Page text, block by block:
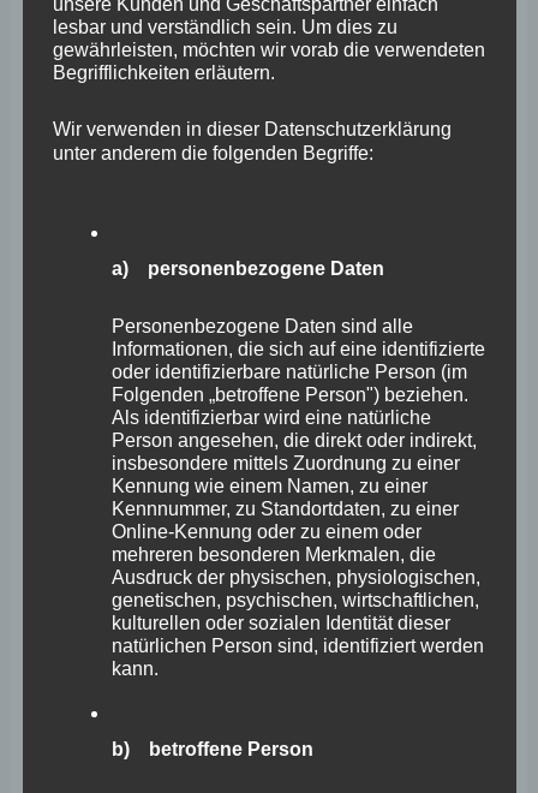
Flammen
2025“
SWR
Besuch bei Merhaba Koblenz
Allgemein, Stephan Wefelscheid
Wefelscheid beeindruckt von integrativer Leistung des
Vereins – Verein habe noch viel Potenzial, brauche aber
entsprechende Förderung Koblenz. Im Rahmen seiner
Vereinsgespräche besuchte Stephan Wefelscheid,
Landtagsabgeordneter und Vorsitzender der
Stadtratsfraktion FREIE WÄHLER in Koblenz, den Verein
„Merhaba – Verein zur Förderung deutsch-türkischer
Begegnung e.V.“ , kurz Merhaba Koblenz e.V. „Merhaba“
lesbar und verständlich sein. Um dies zu
gewährleisten, möchten wir vorab die verwendeten
Begrifflichkeiten erläutern.
Wir verwenden in dieser Datenschutzerklärung
unter anderem die folgenden Begriffe:
a) personenbezogene Daten
Personenbezogene Daten sind alle
Informationen, die sich auf eine identifizierte
oder identifizierbare natürliche Person (im
Folgenden „betroffene Person") beziehen.
Als identifizierbar wird eine natürliche
Person angesehen, die direkt oder indirekt,
insbesondere mittels Zuordnung zu einer
Kennung wie einem Namen, zu einer
Kennnummer, zu Standortdaten, zu einer
Online-Kennung oder zu einem oder
mehreren besonderen Merkmalen, die
Ausdruck der physischen, physiologischen,
genetischen, psychischen, wirtschaftlichen,
kulturellen oder sozialen Identität dieser
natürlichen Person sind, identifiziert werden
kann.
b) betroffene Person